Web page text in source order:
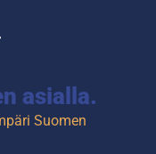
asialla.
Suomen